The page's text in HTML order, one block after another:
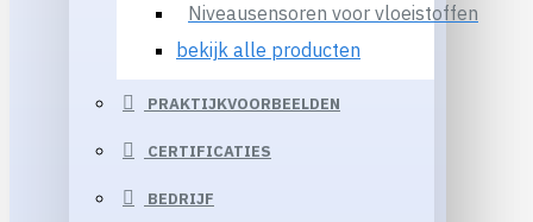
Niveausensoren voor vloeistoffen
bekijk alle producten
PRAKTIJKVOORBEELDEN
CERTIFICATIES
BEDRIJF